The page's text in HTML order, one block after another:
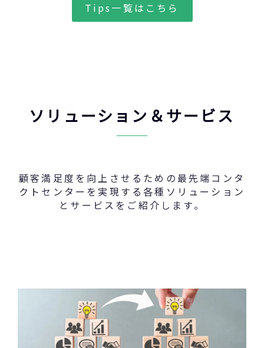
Tips一覧はこちら
ソリューション＆サービス
顧客満足度を向上させるための最先端コンタ
クトセンターを実現する各種ソリューション
とサービスをご紹介します。